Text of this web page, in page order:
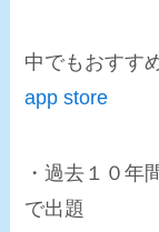
中でもおすす
app store
・過去１０年
で出題